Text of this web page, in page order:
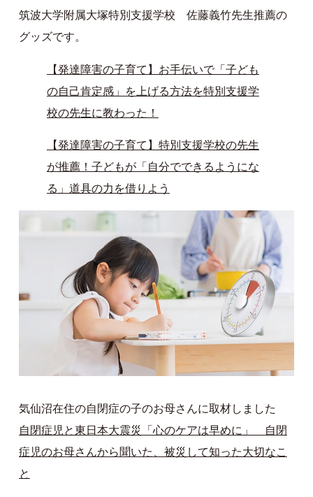
筑波大学附属大塚特別支援学校 佐藤義竹先生推薦の
グッズです。
【発達障害の子育て】お手伝いで「子ども
の自己肯定感」を上げる方法を特別支援学
校の先生に教わった！
【発達障害の子育て】特別支援学校の先生
が推薦！子どもが「自分でできるようにな
る」道具の力を借りよう
気仙沼在住の自閉症の子のお母さんに取材しました
自閉症児と東日本大震災「心のケアは早めに」 自閉
症児のお母さんから聞いた、被災して知った大切なこ
と